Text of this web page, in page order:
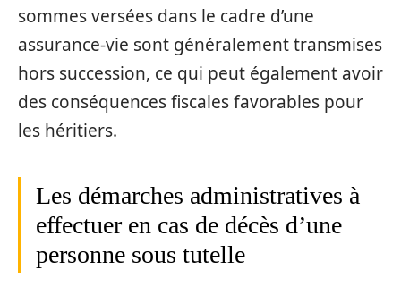
sommes versées dans le cadre d’une
assurance-vie sont généralement transmises
hors succession, ce qui peut également avoir
des conséquences fiscales favorables pour
les héritiers.
Les démarches administratives à
effectuer en cas de décès d’une
personne sous tutelle